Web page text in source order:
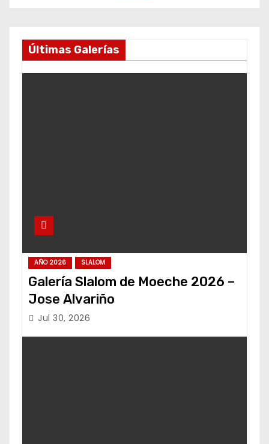
Últimas Galerías
AÑO 2026 SLALOM
Galería Slalom de Moeche 2026 –
Jose Alvariño
Jul 30, 2026